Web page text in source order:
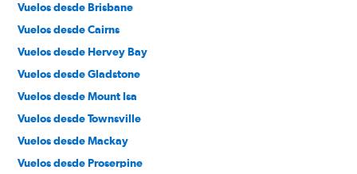
Vuelos desde Brisbane
Vuelos desde Cairns
Vuelos desde Hervey Bay
Vuelos desde Gladstone
Vuelos desde Mount Isa
Vuelos desde Townsville
Vuelos desde Mackay
Vuelos desde Proserpine